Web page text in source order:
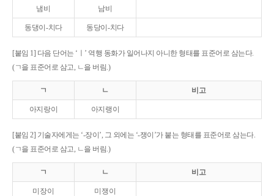
냄비 남비
동댕이-치다 동당이-치다
[붙임 1] 다음 단어는 ‘ㅣ’ 역행 동화가 일어나지 아니한 형태를 표준어로 삼는다.
(ㄱ을 표준어로 삼고, ㄴ을 버림.)
ㄱ ㄴ 비고
아지랑이 아지랭이
[붙임 2] 기술자에게는 ‘-장이’, 그 외에는 ‘-쟁이’가 붙는 형태를 표준어로 삼는다.
(ㄱ을 표준어로 삼고, ㄴ을 버림.)
ㄱ ㄴ 비고
미장이 미쟁이